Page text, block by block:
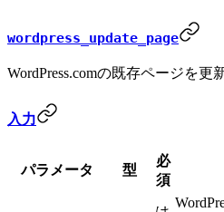
wordpress_update_page
WordPress.comの既存ページを更
入力
パラメータ 型
必
須